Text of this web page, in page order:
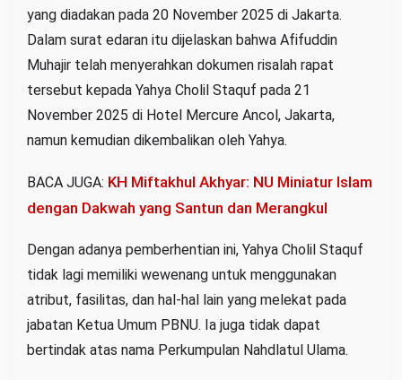
yang diadakan pada 20 November 2025 di Jakarta.
Dalam surat edaran itu dijelaskan bahwa Afifuddin
Muhajir telah menyerahkan dokumen risalah rapat
tersebut kepada Yahya Cholil Staquf pada 21
November 2025 di Hotel Mercure Ancol, Jakarta,
namun kemudian dikembalikan oleh Yahya.
BACA JUGA: KH Miftakhul Akhyar: NU Miniatur Islam
dengan Dakwah yang Santun dan Merangkul
Dengan adanya pemberhentian ini, Yahya Cholil Staquf
tidak lagi memiliki wewenang untuk menggunakan
atribut, fasilitas, dan hal-hal lain yang melekat pada
jabatan Ketua Umum PBNU. Ia juga tidak dapat
bertindak atas nama Perkumpulan Nahdlatul Ulama.